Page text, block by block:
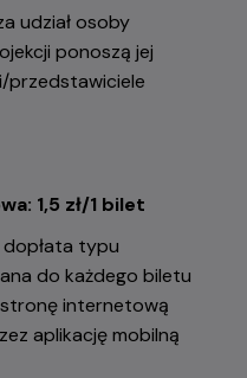
udział osoby
ponoszą jej
przedstawiciele
1,5 zł/1 bilet
typu
do każdego biletu
internetową
aplikację mobilną